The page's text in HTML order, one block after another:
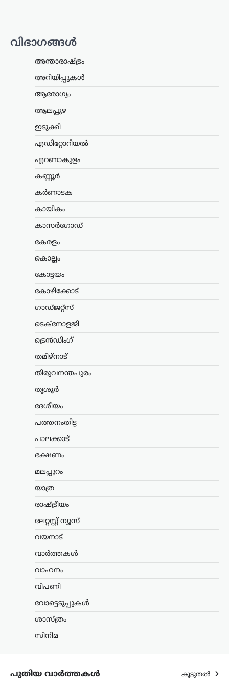
വിഭാഗങ്ങൾ
അന്താരാഷ്ട്രം
അറിയിപ്പുകൾ
ആരോഗ്യം
ആലപ്പുഴ
ഇടുക്കി
എഡിറ്റോറിയൽ
എറണാകുളം
കണ്ണൂർ
കർണാടക
കായികം
കാസർഗോഡ്
കേരളം
കൊല്ലം
കോട്ടയം
കോഴിക്കോട്
ഗാഡ്ജറ്റ്സ്
ടെക്നോളജി
ട്രെൻഡിംഗ്
തമിഴ്നാട്
തിരുവനന്തപുരം
തൃശൂർ
ദേശീയം
പത്തനംതിട്ട
പാലക്കാട്
ഭക്ഷണം
മലപ്പുറം
യാത്ര
രാഷ്ട്രീയം
ലേറ്റസ്റ്റ് ന്യൂസ്
വയനാട്
വാർത്തകൾ
വാഹനം
വിപണി
വോട്ടെടുപ്പുകൾ
ശാസ്ത്രം
സിനിമ
പുതിയ വാർത്തകൾ കൂടുതൽ
സ്കോട്ട്‌ലൻഡിലെ ഗ്ലാസ്‌ഗോയിൽ നടന്ന
2026 കോമൺവെൽത്ത് ഗെയിംസിൽ
പങ്കെടുത്ത ഉഗാണ്ടൻ ബോക്സിംഗ്
ടീമിലെ നാല് അംഗങ്ങളെ
കാണാതായതായി റിപ്പോർട്ട്.
സംഭവത്തിൽ യുകെ പൊലീസ്
…
ക്ഷേമപെൻഷൻ
വിതരണത്തിൽ മാറ്റം;
സഹകരണ ബാങ്കുകളെ
നേരിട്ട് ബാങ്ക്
അക്കൗണ്ടിലേക്ക്
സംസ്ഥാനത്തെ ക്ഷേമപെൻഷൻ
ഗുണഭോക്താക്കളുടെ വീടുകളിൽ നേരിട്ട്
അവസാനിപ്പിച്ച്, തുക നേരിട്ട്…
ട്രെൻഡിംഗ്
ജെൻ Zഉം ജെൻ
ആൽഫയും കൂടുതൽ
സത്യസന്ധർ; വിദ്യാഭ്യാസ
പരിഷ്കാരം വേണം:
മോഹൻ ഭാഗവത്
ന്യൂസ് ഡെസ്ക്
ഓഗസ്റ്റ്‌ 6, 2026
വിദ്യാഭ്യാസ സമ്പ്രദായത്തെയും കുറിച്ച്
ശ്രദ്ധേയമായ പരാമർശങ്ങളുമായി
ഭാഗവത്. നിലവിലെ മുതിർന്ന
Z’യും…
ലേറ്റസ്റ്റ് ന്യൂസ്
കൊടുംചൂടിൽ നായിറച്ചി
സർക്കാർ നിർദേശം;
ഉത്തരകൊറിയയുടെ
ഉത്തരകൊറിയയിൽ അനുഭവപ്പെടുന്ന
അതിശക്തമായ ചൂടിനിടെ
നൽകിയ ആരോഗ്യ നിർദേശം
നായിറച്ചി…